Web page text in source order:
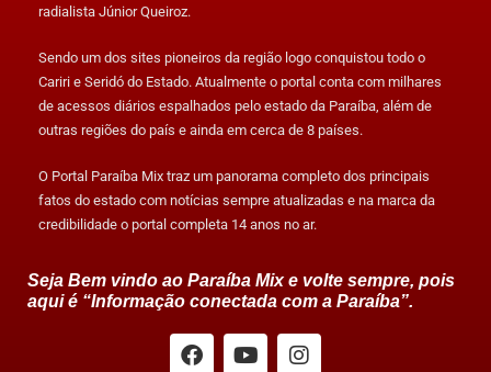
radialista Júnior Queiroz.
Sendo um dos sites pioneiros da região logo conquistou todo o
Cariri e Seridó do Estado. Atualmente o portal conta com milhares
de acessos diários espalhados pelo estado da Paraíba, além de
outras regiões do país e ainda em cerca de 8 países.
O Portal Paraíba Mix traz um panorama completo dos principais
fatos do estado com notícias sempre atualizadas e na marca da
credibilidade o portal completa 14 anos no ar.
Seja Bem vindo ao Paraíba Mix e volte sempre, pois
aqui é “Informação conectada com a Paraíba”.